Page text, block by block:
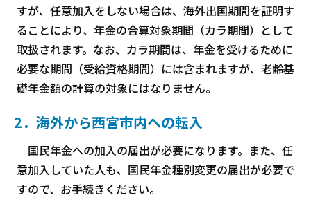
すが、任意加入をしない場合は、海外出国期間を証明す
ることにより、年金の合算対象期間（カラ期間）として
取扱されます。なお、カラ期間は、年金を受けるために
必要な期間（受給資格期間）には含まれますが、老齢基
礎年金額の計算の対象にはなりません。
2．海外から西宮市内への転入
国民年金への加入の届出が必要になります。また、任
意加入していた人も、国民年金種別変更の届出が必要で
すので、お手続きください。